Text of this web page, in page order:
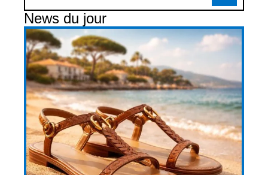
News du jour